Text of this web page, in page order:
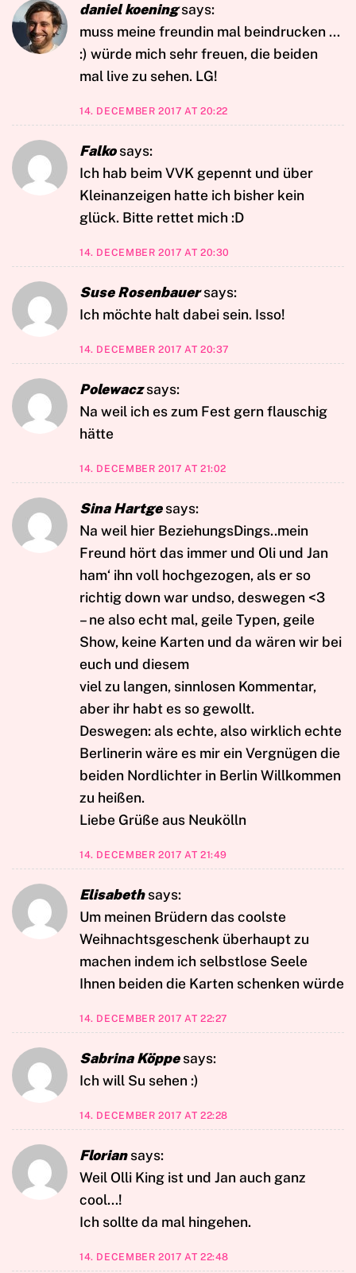
daniel koening says:
muss meine freundin mal beindrucken …
:) würde mich sehr freuen, die beiden
mal live zu sehen. LG!
14. DECEMBER 2017 AT 20:22
Falko says:
Ich hab beim VVK gepennt und über
Kleinanzeigen hatte ich bisher kein
glück. Bitte rettet mich :D
14. DECEMBER 2017 AT 20:30
Suse Rosenbauer says:
Ich möchte halt dabei sein. Isso!
14. DECEMBER 2017 AT 20:37
Polewacz says:
Na weil ich es zum Fest gern flauschig
hätte
14. DECEMBER 2017 AT 21:02
Sina Hartge says:
Na weil hier BeziehungsDings..mein
Freund hört das immer und Oli und Jan
ham‘ ihn voll hochgezogen, als er so
richtig down war undso, deswegen <3
– ne also echt mal, geile Typen, geile
Show, keine Karten und da wären wir bei
euch und diesem
viel zu langen, sinnlosen Kommentar,
aber ihr habt es so gewollt.
Deswegen: als echte, also wirklich echte
Berlinerin wäre es mir ein Vergnügen die
beiden Nordlichter in Berlin Willkommen
zu heißen.
Liebe Grüße aus Neukölln
14. DECEMBER 2017 AT 21:49
Elisabeth says:
Um meinen Brüdern das coolste
Weihnachtsgeschenk überhaupt zu
machen indem ich selbstlose Seele
Ihnen beiden die Karten schenken würde
14. DECEMBER 2017 AT 22:27
Sabrina Köppe says:
Ich will Su sehen :)
14. DECEMBER 2017 AT 22:28
Florian says:
Weil Olli King ist und Jan auch ganz
cool…!
Ich sollte da mal hingehen.
14. DECEMBER 2017 AT 22:48